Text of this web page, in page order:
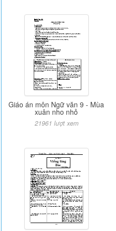
Giáo án môn Ngữ văn 9 - Mùa
xuân nho nhỏ
21961 lượt xem